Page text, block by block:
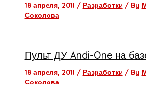
18 апреля, 2011 / Разработки / By
Соколова
Пульт ДУ Andi-One на
18 апреля, 2011 / Разработки / By
Соколова